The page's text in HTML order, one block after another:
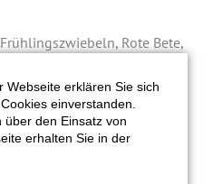
Rote Bete,
Salz, Sojasoße.
Webseite erklären Sie sich
einverstanden.
über den Einsatz von
erhalten Sie in der